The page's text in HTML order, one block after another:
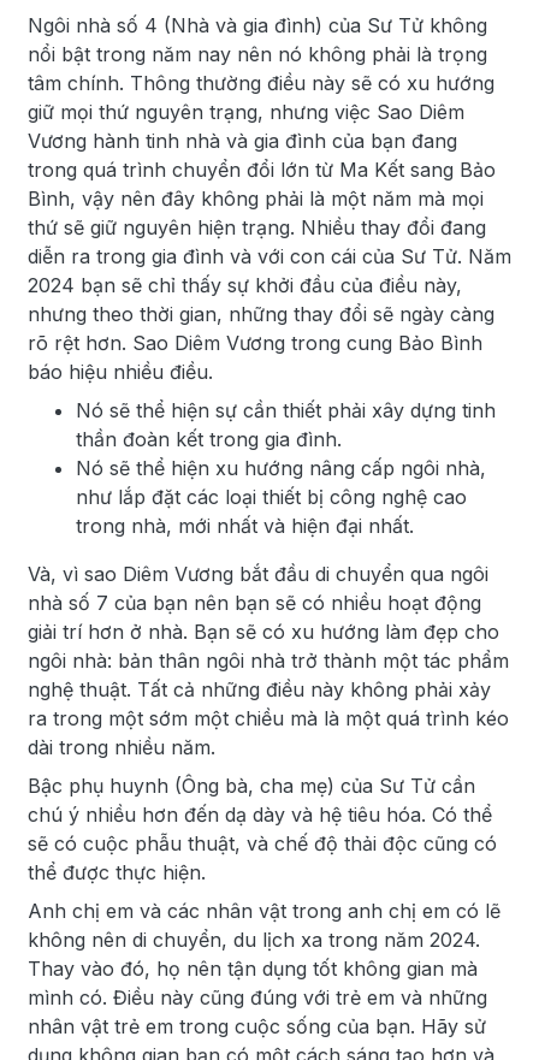
Ngôi nhà số 4 (Nhà và gia đình) của Sư Tử không
nổi bật trong năm nay nên nó không phải là trọng
tâm chính. Thông thường điều này sẽ có xu hướng
giữ mọi thứ nguyên trạng, nhưng việc Sao Diêm
Vương hành tinh nhà và gia đình của bạn đang
trong quá trình chuyển đổi lớn từ Ma Kết sang Bảo
Bình, vậy nên đây không phải là một năm mà mọi
thứ sẽ giữ nguyên hiện trạng. Nhiều thay đổi đang
diễn ra trong gia đình và với con cái của Sư Tử. Năm
2024 bạn sẽ chỉ thấy sự khởi đầu của điều này,
nhưng theo thời gian, những thay đổi sẽ ngày càng
rõ rệt hơn. Sao Diêm Vương trong cung Bảo Bình
báo hiệu nhiều điều.
Nó sẽ thể hiện sự cần thiết phải xây dựng tinh
thần đoàn kết trong gia đình.
Nó sẽ thể hiện xu hướng nâng cấp ngôi nhà,
như lắp đặt các loại thiết bị công nghệ cao
trong nhà, mới nhất và hiện đại nhất.
Và, vì sao Diêm Vương bắt đầu di chuyển qua ngôi
nhà số 7 của bạn nên bạn sẽ có nhiều hoạt động
giải trí hơn ở nhà. Bạn sẽ có xu hướng làm đẹp cho
ngôi nhà: bản thân ngôi nhà trở thành một tác phẩm
nghệ thuật. Tất cả những điều này không phải xảy
ra trong một sớm một chiều mà là một quá trình kéo
dài trong nhiều năm.
Bậc phụ huynh (Ông bà, cha mẹ) của Sư Tử cần
chú ý nhiều hơn đến dạ dày và hệ tiêu hóa. Có thể
sẽ có cuộc phẫu thuật, và chế độ thải độc cũng có
thể được thực hiện.
Anh chị em và các nhân vật trong anh chị em có lẽ
không nên di chuyển, du lịch xa trong năm 2024.
Thay vào đó, họ nên tận dụng tốt không gian mà
mình có. Điều này cũng đúng với trẻ em và những
nhân vật trẻ em trong cuộc sống của bạn. Hãy sử
dụng không gian bạn có một cách sáng tạo hơn và